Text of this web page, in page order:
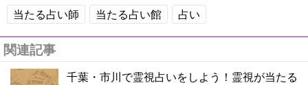
当たる占い師 当たる占い館 占い
関連記事
千葉・市川で霊視占いをしよう！霊視が当たる